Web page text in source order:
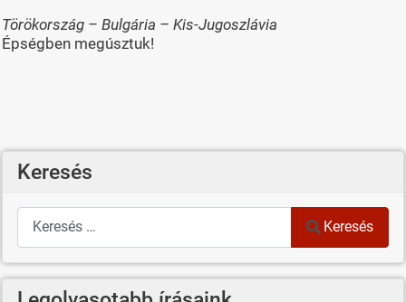
Törökország – Bulgária – Kis-Jugoszlávia
Épségben megúsztuk!
Keresés
Keresés
Keresés